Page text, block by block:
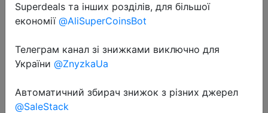
Перейти до магазину
Superdeals та інших розділів, для більшої
економії @AliSuperCoinsBot
Телеграм канал зі знижками виключно для
України @ZnyzkaUa
Автоматичний збирач знижок з різних джерел
@SaleStack